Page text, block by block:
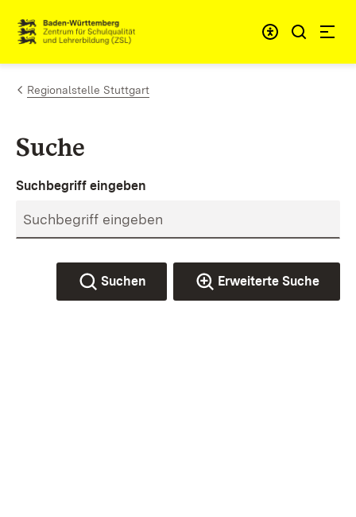
Zum Inhalt springen
Link zur Startseite
Regionalstelle Stuttgart
Suche
Suchbegriff eingeben
Suchen Erweiterte Suche